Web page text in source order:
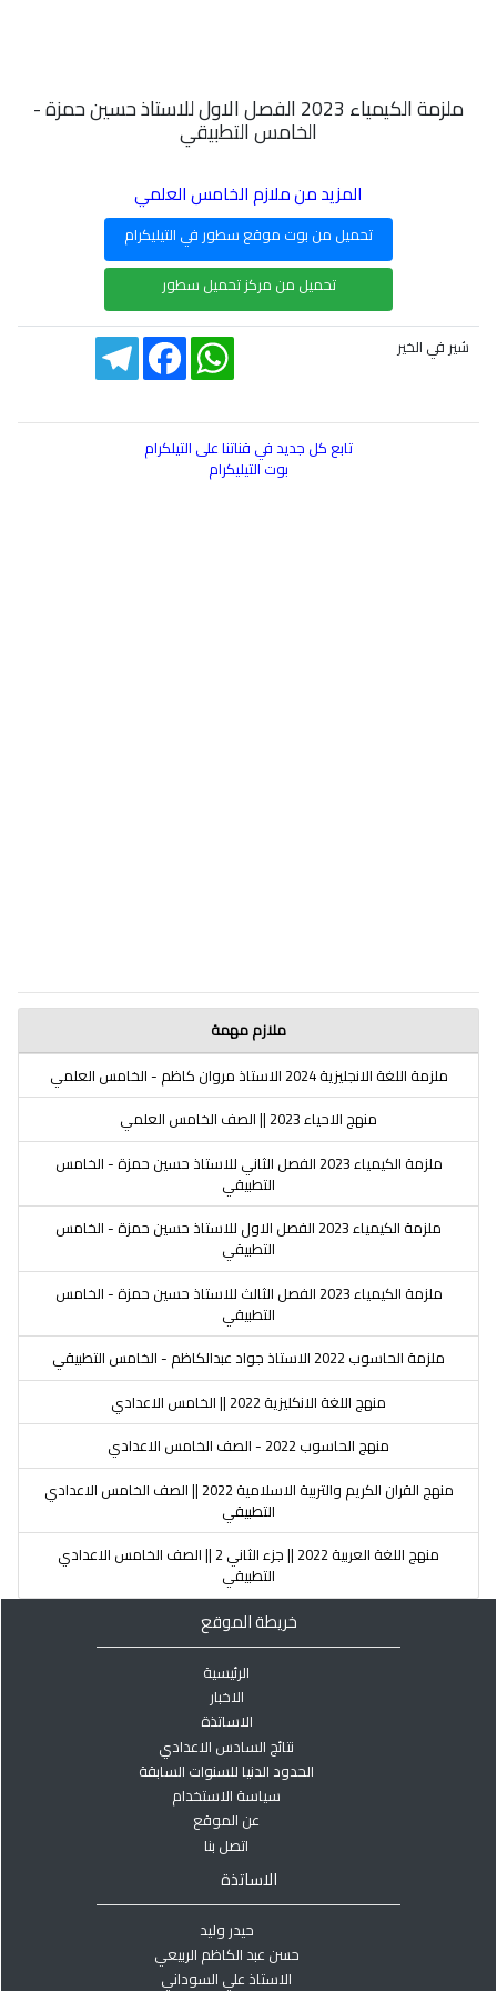
ملزمة الكيمياء 2023 الفصل الاول للاستاذ حسين حمزة -
الخامس التطبيقي
المزيد من ملازم الخامس العلمي
تحميل من بوت موقع سطور في التيليكرام
تحميل من مركز تحميل سطور
شير في الخير TelegramFacebookWhatsApp
تابع كل جديد في قناتنا على التيلكرام
بوت التيليكرام
ملازم مهمة
ملزمة اللغة الانجليزية 2024 الاستاذ مروان كاظم - الخامس العلمي
منهج الاحياء 2023 || الصف الخامس العلمي
ملزمة الكيمياء 2023 الفصل الثاني للاستاذ حسين حمزة - الخامس
التطبيقي
ملزمة الكيمياء 2023 الفصل الاول للاستاذ حسين حمزة - الخامس
التطبيقي
ملزمة الكيمياء 2023 الفصل الثالث للاستاذ حسين حمزة - الخامس
التطبيقي
ملزمة الحاسوب 2022 الاستاذ جواد عبدالكاظم - الخامس التطبيقي
منهج اللغة الانكليزية 2022 || الخامس الاعدادي
منهج الحاسوب 2022 - الصف الخامس الاعدادي
منهج القران الكريم والتربية الاسلامية 2022 || الصف الخامس الاعدادي
التطبيقي
منهج اللغة العربية 2022 || جزء الثاني 2 || الصف الخامس الاعدادي
التطبيقي
خريطة الموقع
الرئيسية
الاخبار
الاساتذة
نتائج السادس الاعدادي
الحدود الدنيا للسنوات السابقة
سياسة الاستخدام
عن الموقع
اتصل بنا
الاساتذة
حيدر وليد
حسن عبد الكاظم الربيعي
الاستاذ علي السوداني